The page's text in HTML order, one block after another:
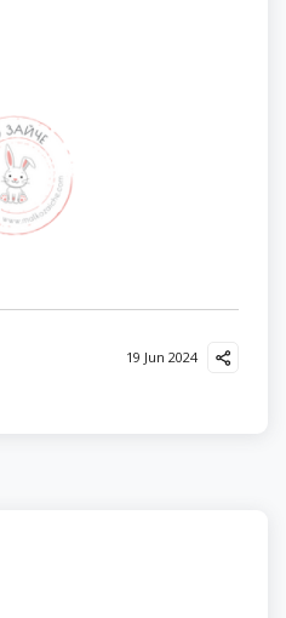
19 Jun 2024